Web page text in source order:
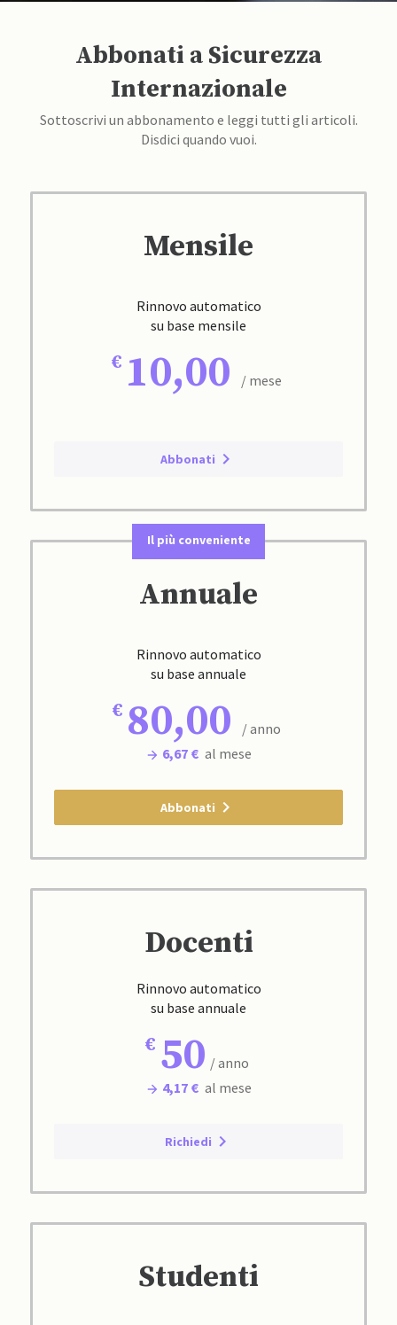
Abbonati a Sicurezza
Internazionale
Sottoscrivi un abbonamento e leggi tutti gli articoli.
Disdici quando vuoi.
Mensile
Rinnovo automatico
su base mensile
10,00 / mese
Abbonati
Il più conveniente
Annuale
Rinnovo automatico
su base annuale
80,00
/ anno
6,67 € al mese
Abbonati
Docenti
Rinnovo automatico
su base annuale
50 / anno
4,17 € al mese
Richiedi
Studenti